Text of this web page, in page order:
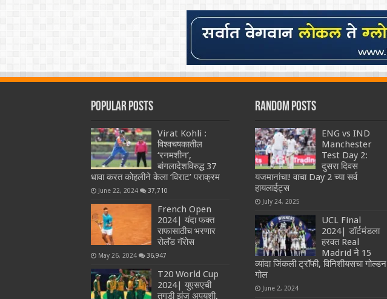
Popular Posts
Virat Kohli :
विश्वचषकातील
‘रनमशीन’,
बांगलादेशविरुद्ध 37
धावा करत कोहलीने केला ‘विराट’ पराक्रम
June 22, 2024 37,710
French Open
2024| यंदा फक्त
राफासाठीच भरणार
रोलॅंड गॅरोस
May 26, 2024 36,947
T20 World Cup
2024| युएसएची
तगडी झुंज अपयशी,
Random Posts
ENG vs IND
Manchester
Test Day 2:
दुसरा दिवस
यजमानांचा! वाचा Day 2 च्या सर्व
हायलाईट्स
July 24, 2025
UCL Final
2024| डॉर्टमंडला
हरवत Real
Madrid ने 15
व्यांदा जिंकली ट्रॉफी, विनिशीयसचा गोल्डन
गोल
June 2, 2024